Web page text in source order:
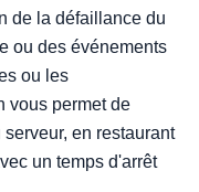
de la défaillance du
ou des événements
ou les
vous permet de
en restaurant
un temps d'arrêt